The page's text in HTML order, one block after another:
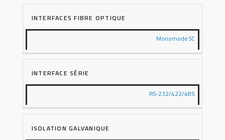
INTERFACES FIBRE OPTIQUE
Monomode SC
INTERFACE SÉRIE
RS-232/422/485
ISOLATION GALVANIQUE